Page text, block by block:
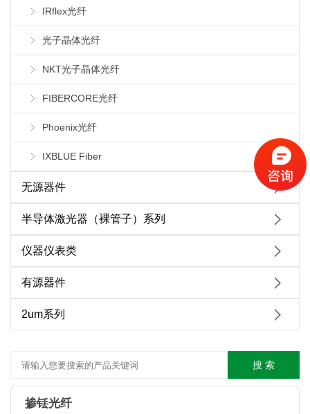
IRflex光纤
光子晶体光纤
NKT光子晶体光纤
FIBERCORE光纤
Phoenix光纤
IXBLUE Fiber
无源器件
半导体激光器（裸管子）系列
仪器仪表类
有源器件
2um系列
搜 索
掺铥光纤